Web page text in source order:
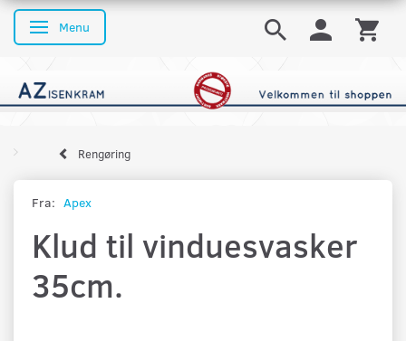
Skifte navigation
Menu
Rengøring
Fra: Apex
Klud til vinduesvasker
35cm.